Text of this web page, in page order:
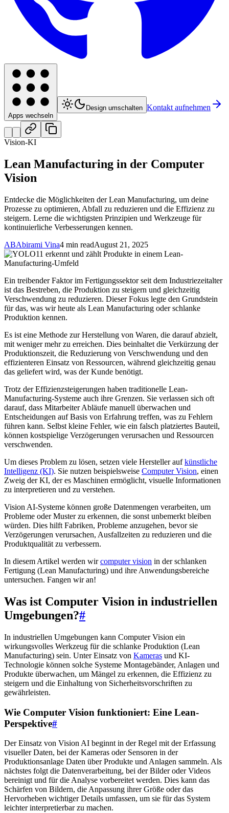
Apps wechseln
Design umschalten Kontakt aufnehmen
Vision-KI
Lean Manufacturing in der Computer
Vision
Entdecke die Möglichkeiten der Lean Manufacturing, um deine
Prozesse zu optimieren, Abfall zu reduzieren und die Effizienz zu
steigern. Lerne die wichtigsten Prinzipien und Werkzeuge für
kontinuierliche Verbesserungen kennen.
ABAbirami Vina4 min readAugust 21, 2025
Ein treibender Faktor im Fertigungssektor seit dem Industriezeitalter
ist das Bestreben, die Produktion zu steigern und gleichzeitig
Verschwendung zu reduzieren. Dieser Fokus legte den Grundstein
für das, was wir heute als Lean Manufacturing oder schlanke
Produktion kennen.
Es ist eine Methode zur Herstellung von Waren, die darauf abzielt,
mit weniger mehr zu erreichen. Dies beinhaltet die Verkürzung der
Produktionszeit, die Reduzierung von Verschwendung und den
effizienteren Einsatz von Ressourcen, während gleichzeitig genau
das geliefert wird, was der Kunde benötigt.
Trotz der Effizienzsteigerungen haben traditionelle Lean-
Manufacturing-Systeme auch ihre Grenzen. Sie verlassen sich oft
darauf, dass Mitarbeiter Abläufe manuell überwachen und
Entscheidungen auf Basis von Erfahrung treffen, was zu Fehlern
führen kann. Selbst kleine Fehler, wie ein falsch platziertes Bauteil,
können kostspielige Verzögerungen verursachen und Ressourcen
verschwenden.
Um dieses Problem zu lösen, setzen viele Hersteller aufkünstliche
Intelligenz (KI). Sie nutzen beispielsweise Computer Vision, einen
Zweig der KI, der es Maschinen ermöglicht, visuelle Informationen
zu interpretieren und zu verstehen.
Vision AI-Systeme können große Datenmengen verarbeiten, um
Probleme oder Muster zu erkennen, die sonst unbemerkt bleiben
würden. Dies hilft Fabriken, Probleme anzugehen, bevor sie
Verzögerungen verursachen, Ausfallzeiten zu reduzieren und die
Produktqualität zu verbessern.
In diesem Artikel werden wircomputer vision in der schlanken
Fertigung (Lean Manufacturing) und ihre Anwendungsbereiche
untersuchen. Fangen wir an!
Was ist Computer Vision in industriellen
Umgebungen?#
In industriellen Umgebungen kann Computer Vision ein
wirkungsvolles Werkzeug für die schlanke Produktion (Lean
Manufacturing) sein. Unter Einsatz von Kameras und KI-
Technologie können solche Systeme Montagebänder, Anlagen und
Produkte überwachen, um Mängel zu erkennen, die Effizienz zu
steigern und die Einhaltung von Sicherheitsvorschriften zu
gewährleisten.
Wie Computer Vision funktioniert: Eine Lean-
Perspektive#
Der Einsatz von Vision AI beginnt in der Regel mit der Erfassung
visueller Daten, bei der Kameras oder Sensoren in der
Produktionsanlage Daten über Produkte und Anlagen sammeln. Als
nächstes folgt die Datenverarbeitung, bei der Bilder oder Videos
bereinigt und für die Analyse vorbereitet werden. Dies kann das
Schärfen von Bildern, die Anpassung ihrer Größe oder das
Hervorheben wichtiger Details umfassen, um sie für das System
leichter interpretierbar zu machen.